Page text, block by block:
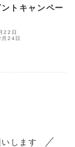
します
ントキャンペー
22日
24日